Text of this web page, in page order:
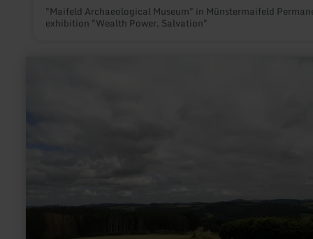
"Maifeld Archaeological Museum" in Münstermaifeld Permanent
exhibition "Wealth Power. Salvation"